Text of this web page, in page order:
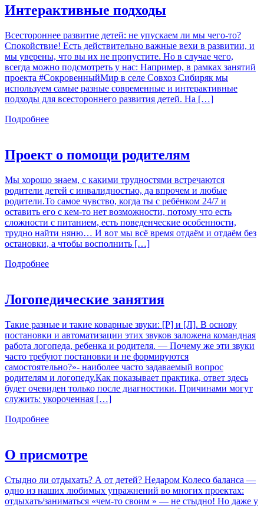
Интерактивные подходы
Всестороннее развитие детей: не упускаем ли мы чего-то?
Спокойствие! Есть действительно важные вехи в развитии, и
мы уверены, что вы их не пропустите. Но в случае чего,
всегда можно подсмотреть у нас: Например, в рамках занятий
проекта #СокровенныйМир в селе Совхоз Сибиряк мы
используем самые разные современные и интерактивные
подходы для всестороннего развития детей. На […]
Подробнее
Проект о помощи родителям
Мы хорошо знаем, с какими трудностями встречаются
родители детей с инвалидностью, да впрочем и любые
родители.То самое чувство, когда ты с ребёнком 24/7 и
оставить его с кем-то нет возможности, потому что есть
сложности с питанием, есть поведенческие особенности,
трудно найти няню… И вот мы всё время отдаём и отдаём без
остановки, а чтобы восполнить […]
Подробнее
Логопедические занятия
Такие разные и такие коварные звуки: [Р] и [Л]. В основу
постановки и автоматизации этих звуков заложена командная
работа логопеда, ребенка и родителя. — Почему же эти звуки
часто требуют постановки и не формируются
самостоятельно?»- наиболее часто задаваемый вопрос
родителям и логопеду.Как показывает практика, ответ здесь
будет очевиден только после диагностики. Причинами могут
служить: укороченная […]
Подробнее
О присмотре
Стыдно ли отдыхать? А от детей? Недаром Колесо баланса —
одно из наших любимых упражнений во многих проектах:
отдыхать/заниматься «чем-то своим » — не стыдно! Но даже у